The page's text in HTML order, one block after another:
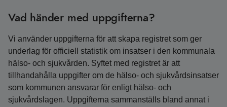
Vad händer med uppgifterna?
Vi använder uppgifterna för att skapa registret som ger
underlag för officiell statistik om insatser i den kommunala
hälso- och sjukvården. Syftet med registret är att
tillhandahålla uppgifter om de hälso- och sjukvårdsinsatser
som kommunen ansvarar för enligt hälso- och
sjukvårdslagen. Uppgifterna sammanställs bland annat i